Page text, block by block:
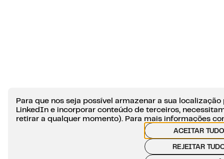
Para que nos seja possível armazenar a sua
LinkedIn e incorporar conteúdo de terceiros,
retirar a qualquer momento). Para mais informações
ACEITAR
REJEITAR